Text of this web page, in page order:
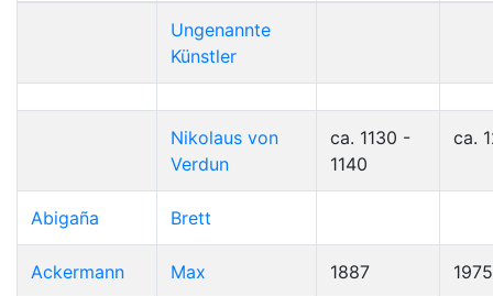
Ungenannte
Künstler
Nikolaus von
Verdun
ca. 1130 -
1140
ca.
Abigaña Brett
Ackermann Max 1887 1975